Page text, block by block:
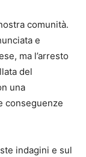
comunità.
e
ma l’arresto
del
una
conseguenze
indagini e sul